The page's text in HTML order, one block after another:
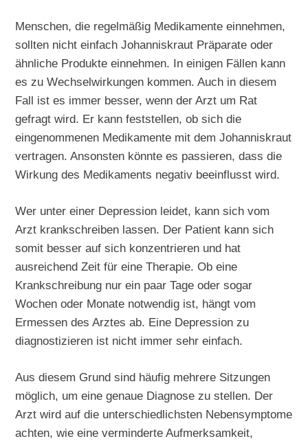
Menschen, die regelmäßig Medikamente einnehmen,
sollten nicht einfach Johanniskraut Präparate oder
ähnliche Produkte einnehmen. In einigen Fällen kann
es zu Wechselwirkungen kommen. Auch in diesem
Fall ist es immer besser, wenn der Arzt um Rat
gefragt wird. Er kann feststellen, ob sich die
eingenommenen Medikamente mit dem Johanniskraut
vertragen. Ansonsten könnte es passieren, dass die
Wirkung des Medikaments negativ beeinflusst wird.
Wer unter einer Depression leidet, kann sich vom
Arzt krankschreiben lassen. Der Patient kann sich
somit besser auf sich konzentrieren und hat
ausreichend Zeit für eine Therapie. Ob eine
Krankschreibung nur ein paar Tage oder sogar
Wochen oder Monate notwendig ist, hängt vom
Ermessen des Arztes ab. Eine Depression zu
diagnostizieren ist nicht immer sehr einfach.
Aus diesem Grund sind häufig mehrere Sitzungen
möglich, um eine genaue Diagnose zu stellen. Der
Arzt wird auf die unterschiedlichsten Nebensymptome
achten, wie eine verminderte Aufmerksamkeit,